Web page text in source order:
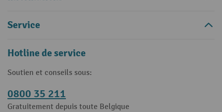
Service
Hotline de service
Soutien et conseils sous:
0800 35 211
Gratuitement depuis toute Belgique